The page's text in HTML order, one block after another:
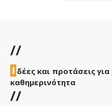
//
Ι δέες και προτάσεις
καθημερινότητα
//